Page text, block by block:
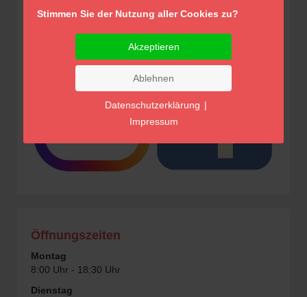
TEL:0 36 44 / 56 21 30
info@glockenapotheke-apolda.de
Öffnungszeiten
Montag
8:00 Uhr - 18:30 Uhr
Dienstag
Stimmen Sie der Nutzung aller Cookies zu?
Akzeptieren
Ablehnen
Datenschutzerklärung |
Impressum